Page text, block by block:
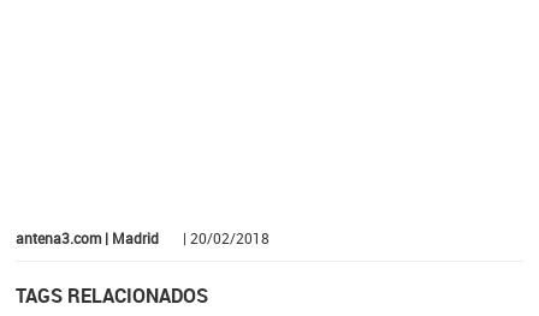
antena3.com | Madrid | 20/02/2018
TAGS RELACIONADOS